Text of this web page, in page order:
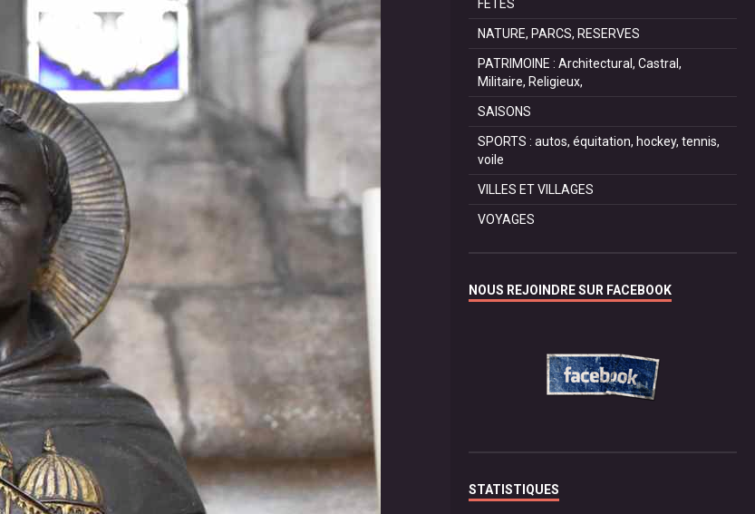
FÊTES
NATURE, PARCS, RESERVES
PATRIMOINE : Architectural, Castral,
Militaire, Religieux,
SAISONS
SPORTS : autos, équitation, hockey, tennis,
voile
VILLES ET VILLAGES
VOYAGES
NOUS REJOINDRE SUR FACEBOOK
STATISTIQUES